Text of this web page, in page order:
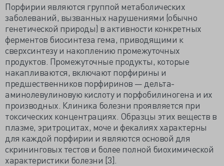
Порфирии являются группой метаболических
заболеваний, вызванных нарушениями (обычно
генетической природы) в активности конкретных
ферментов биосинтеза гема, приводящими к
сверхсинтезу и накоплению промежуточных
продуктов. Промежуточные продукты, которые
накапливаются, включают порфирины и
предшественников порфиринов — дельта-
аминолевулиновую кислоту и порфобилиногена и их
производных. Клиника болезни проявляется при
токсических концентрациях. Образцы этих веществ в
плазме, эритроцитах, моче и фекалиях характерны
для каждой порфирии и являются основой для
скрининговых тестов и более полной биохимической
характеристики болезни [3].